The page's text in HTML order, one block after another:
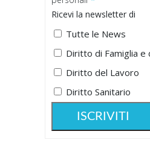
Ricevi la newsletter di
Tutte le News
Diritto di Famiglia e
Diritto del Lavoro
Diritto Sanitario